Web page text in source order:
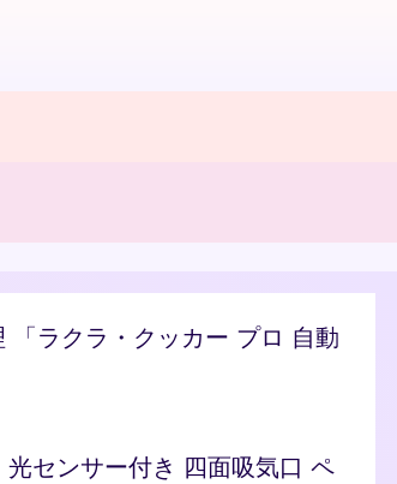
ラクラ・クッカー プロ 自動
センサー付き 四面吸気口 ペ